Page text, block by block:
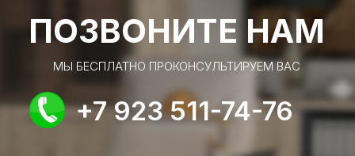
ПОЗВОНИТЕ НАМ
МЫ БЕСПЛАТНО ПРОКОНСУЛЬТИРУЕМ ВАС
+7 923 511-74-76